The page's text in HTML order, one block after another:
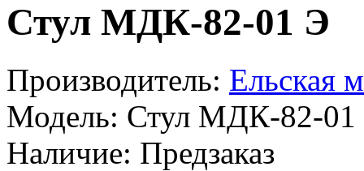
Стул МДК-82-01 Э
Производитель: Ельская
Модель: Стул МДК-82-
Наличие: Предзаказ